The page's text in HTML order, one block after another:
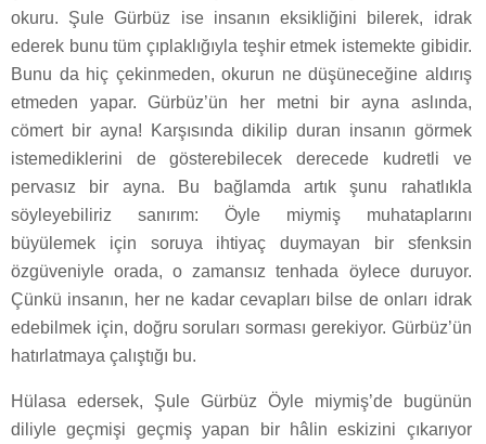
okuru. Şule Gürbüz ise insanın eksikliğini bilerek, idrak
ederek bunu tüm çıplaklığıyla teşhir etmek istemekte gibidir.
Bunu da hiç çekinmeden, okurun ne düşüneceğine aldırış
etmeden yapar. Gürbüz’ün her metni bir ayna aslında,
cömert bir ayna! Karşısında dikilip duran insanın görmek
istemediklerini de gösterebilecek derecede kudretli ve
pervasız bir ayna. Bu bağlamda artık şunu rahatlıkla
söyleyebiliriz sanırım: Öyle miymiş muhataplarını
büyülemek için soruya ihtiyaç duymayan bir sfenksin
özgüveniyle orada, o zamansız tenhada öylece duruyor.
Çünkü insanın, her ne kadar cevapları bilse de onları idrak
edebilmek için, doğru soruları sorması gerekiyor. Gürbüz’ün
hatırlatmaya çalıştığı bu.
Hülasa edersek, Şule Gürbüz Öyle miymiş’de bugünün
diliyle geçmişi geçmiş yapan bir hâlin eskizini çıkarıyor